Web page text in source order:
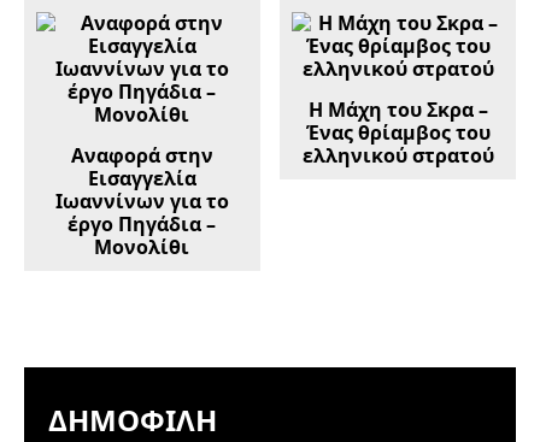
Αναφορά στην
Εισαγγελία
Ιωαννίνων για το
έργο Πηγάδια –
Μονολίθι
Η Μάχη του Σκρα –
Ένας θρίαμβος του
ελληνικού στρατού
ΔΗΜΟΦΙΛΉ